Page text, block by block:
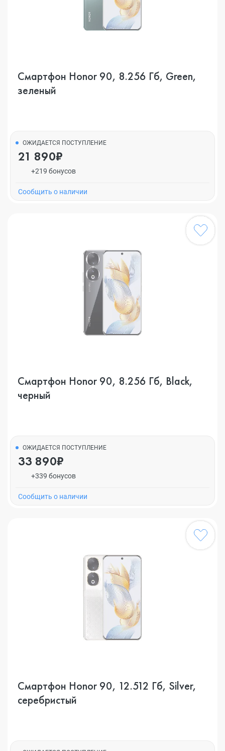
Смартфон Honor 90, 8.256 Гб, Green,
зеленый
ОЖИДАЕТСЯ ПОСТУПЛЕНИЕ
21 890₽
+219 бонусов
Cообщить о наличии
Смартфон Honor 90, 8.256 Гб, Black,
черный
ОЖИДАЕТСЯ ПОСТУПЛЕНИЕ
33 890₽
+339 бонусов
Cообщить о наличии
Смартфон Honor 90, 12.512 Гб, Silver,
серебристый